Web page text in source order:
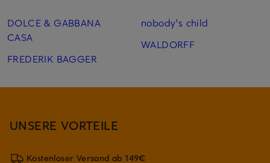
DOLCE & GABBANA
CASA
FREDERIK BAGGER
nobody's child
WALDORFF
UNSERE VORTEILE
Kostenloser Versand ab 149€